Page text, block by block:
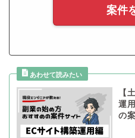
案件
【
運
の